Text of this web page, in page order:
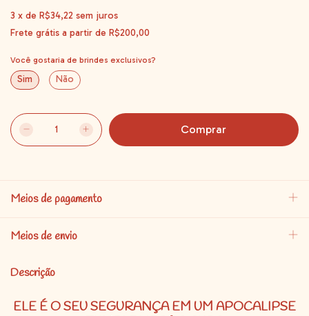
3 x de R$34,22 sem juros
Frete grátis a partir de R$200,00
Você gostaria de brindes exclusivos?
Sim Não
Meios de pagamento
Meios de envio
Descrição
ELE É O SEU SEGURANÇA EM UM APOCALIPSE